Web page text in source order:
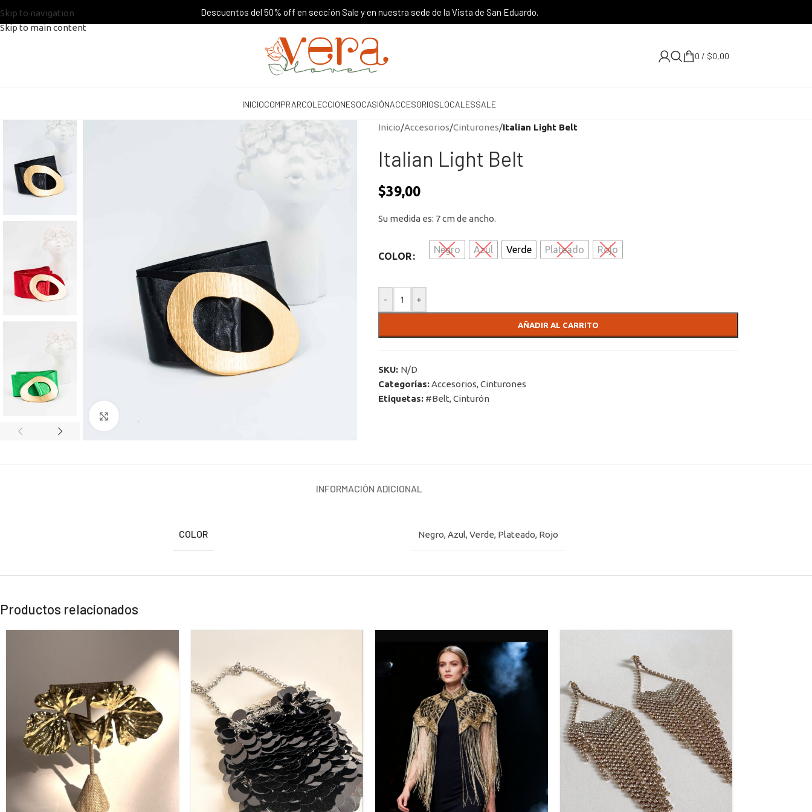
Skip to navigation
Skip to main content
Descuentos del 50% off en sección Sale y en nuestra sede de la Vista de San Eduardo.
0 / $0,00
INICIOCOMPRARCOLECCIONESOCASIÓNACCESORIOSLOCALESSALE
Inicio/Accesorios/Cinturones/Italian Light Belt
Italian Light Belt
$39,00
Su medida es: 7 cm de ancho.
COLOR
Negro Azul Verde Plateado Rojo
- +
AÑADIR AL CARRITO
SKU: N/D
Categorías:Accesorios, Cinturones
Etiquetas: #Belt, Cinturón
INFORMACIÓN ADICIONAL
COLOR Negro, Azul, Verde, Plateado, Rojo
Productos relacionados